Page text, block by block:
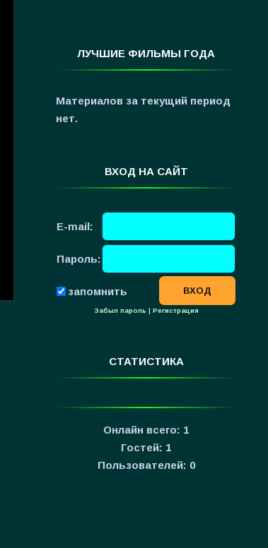
ЛУЧШИЕ ФИЛЬМЫ ГОДА
Материалов за текущий период
нет.
ВХОД НА САЙТ
E-mail:
Пароль:
запомнить
Забыл пароль Регистрация
СТАТИСТИКА
Онлайн всего: 1
Гостей: 1
Пользователей: 0